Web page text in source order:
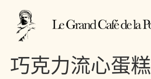
巧克力流心蛋糕